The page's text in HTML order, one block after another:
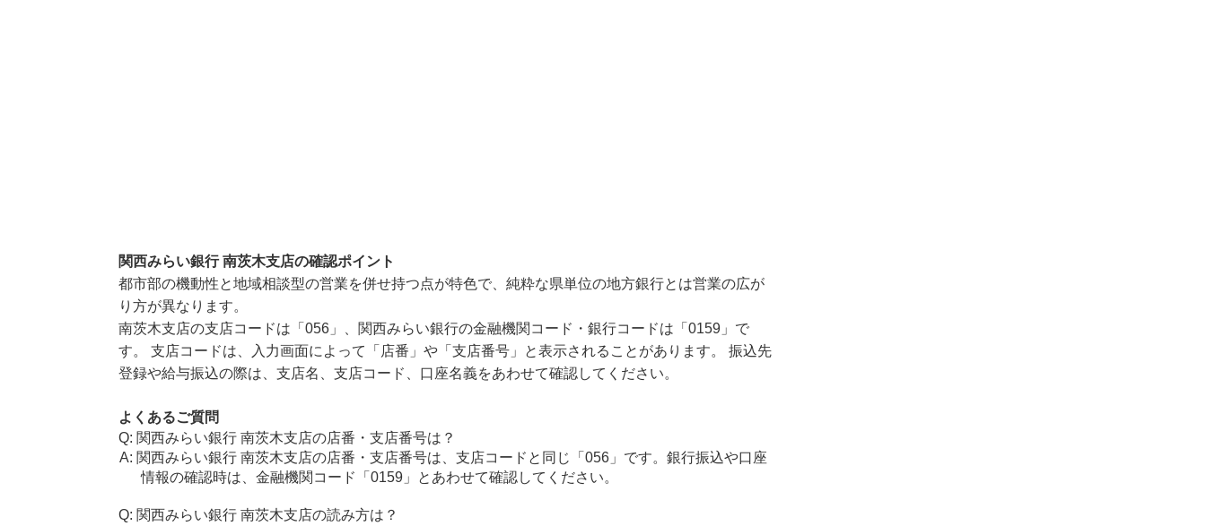
関西みらい銀行 南茨木支店の確認ポイント
都市部の機動性と地域相談型の営業を併せ持つ点が特色で、純粋な県単位の地方銀行とは営業の広が
り方が異なります。
南茨木支店の支店コードは「056」、関西みらい銀行の金融機関コード・銀行コードは「0159」で
す。 支店コードは、入力画面によって「店番」や「支店番号」と表示されることがあります。 振込先
登録や給与振込の際は、支店名、支店コード、口座名義をあわせて確認してください。
よくあるご質問
関西みらい銀行 南茨木支店の店番・支店番号は？
関西みらい銀行 南茨木支店の店番・支店番号は、支店コードと同じ「056」です。銀行振込や口座
情報の確認時は、金融機関コード「0159」とあわせて確認してください。
関西みらい銀行 南茨木支店の読み方は？